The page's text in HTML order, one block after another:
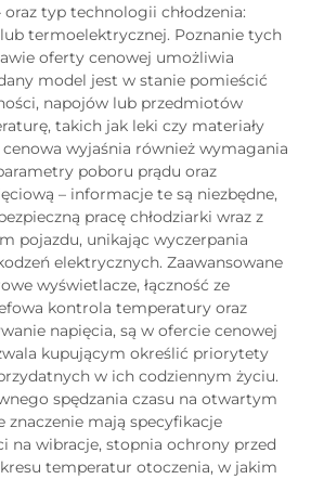
oraz typ technologii chłodzenia:
termoelektrycznej. Poznanie tych
oferty cenowej umożliwia
model jest w stanie pomieścić
napojów lub przedmiotów
takich jak leki czy materiały
wyjaśnia również wymagania
poboru prądu oraz
– informacje te są niezbędne,
pracę chłodziarki wraz z
pojazdu, unikając wyczerpania
elektrycznych. Zaawansowane
wyświetlacze, łączność ze
kontrola temperatury oraz
napięcia, są w ofercie cenowej
kupującym określić priorytety
w ich codziennym życiu.
spędzania czasu na otwartym
znaczenie mają specyfikacje
na wibracje, stopnia ochrony przed
temperatur otoczenia, w jakim